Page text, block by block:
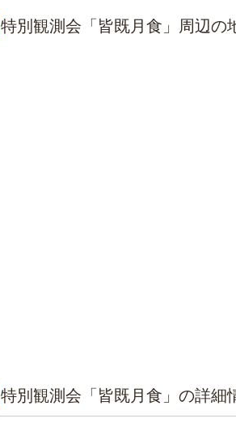
特別観測会「皆既月食」周辺の
特別観測会「皆既月食」の詳細